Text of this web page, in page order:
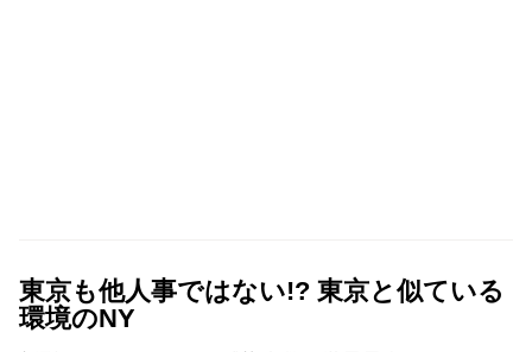
東京も他人事ではない!? 東京と似ている
環境のNY